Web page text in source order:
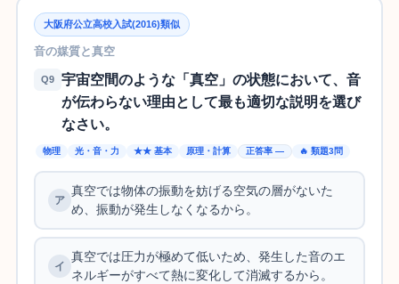
大阪府公立高校入試(2016)類似
音の媒質と真空
Q9
宇宙空間のような「真空」の状態において、音
が伝わらない理由として最も適切な説明を選び
なさい。
物理 光・音・力 ★★ 基本 原理・計算 正答率 — 🔥 類題3問
真空では物体の振動を妨げる空気の層がないた
め、振動が発生しなくなるから。
真空では圧力が極めて低いため、発生した音のエ
ネルギーがすべて熱に変化して消滅するから。